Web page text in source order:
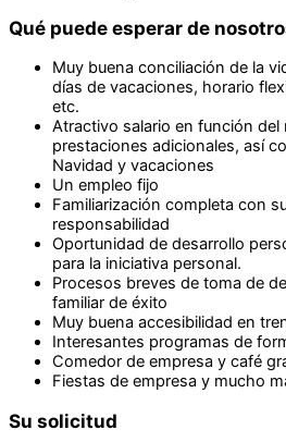
Qué puede esperar de
Muy buena conciliación de la
días de vacaciones, horario
etc.
Atractivo salario en función del
prestaciones adicionales, así
Navidad y vacaciones
Un empleo fijo
Familiarización completa con
responsabilidad
Oportunidad de desarrollo
para la iniciativa personal.
Procesos breves de toma de
familiar de éxito
Muy buena accesibilidad en
Interesantes programas de
Comedor de empresa y café
Fiestas de empresa y mucho
Su solicitud